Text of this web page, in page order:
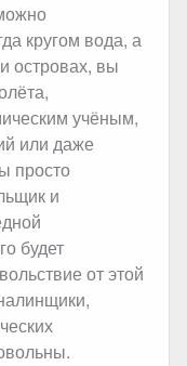
кругом вода, а
островах, вы
учёным,
или даже
просто
и
будет
от этой